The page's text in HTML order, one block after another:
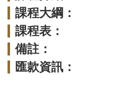
課程大綱：
課程表：
備註：
匯款資訊：